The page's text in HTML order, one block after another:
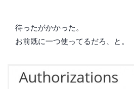
待ったがかかった。
お前既に一つ使ってるだろ、と。